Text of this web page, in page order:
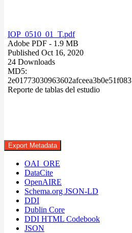
IOP_0510_01_T.pdf
Adobe PDF - 1.9 MB
Published Oct 16, 2020
24 Downloads
MD5:
2e01773030963602afceea3b0e51f083
Reporte de tablas del estudio
Export Metadata
OAI_ORE
DataCite
OpenAIRE
Schema.org JSON-LD
DDI
Dublin Core
DDI HTML Codebook
JSON